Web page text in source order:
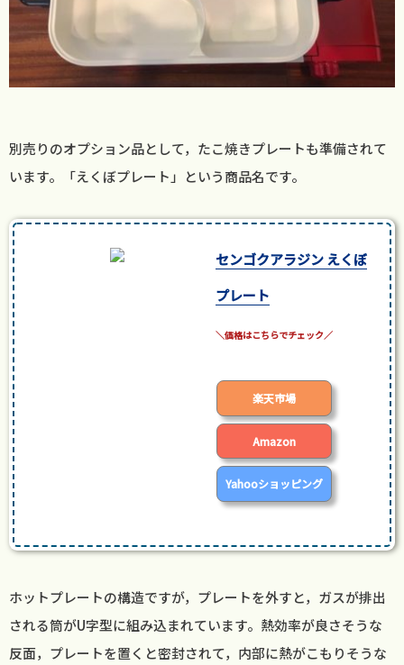
別売りのオプション品として，たこ焼きプレートも準備されて
います。「えくぼプレート」という商品名です。
センゴクアラジン えくぼ
プレート
楽天市場
Amazon
Yahooショッピング
ホットプレートの構造ですが，プレートを外すと，ガスが排出
される筒がU字型に組み込まれています。熱効率が良さそうな
反面，プレートを置くと密封されて，内部に熱がこもりそうな